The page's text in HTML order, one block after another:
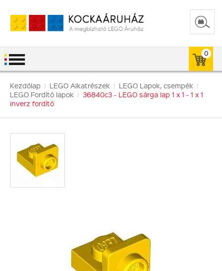
0
Kezdőlap | LEGO Alkatrészek | LEGO Lapok, csempék |
LEGO Fordító lapok | 36840c3 - LEGO sárga lap 1 x 1 - 1 x 1
inverz fordító